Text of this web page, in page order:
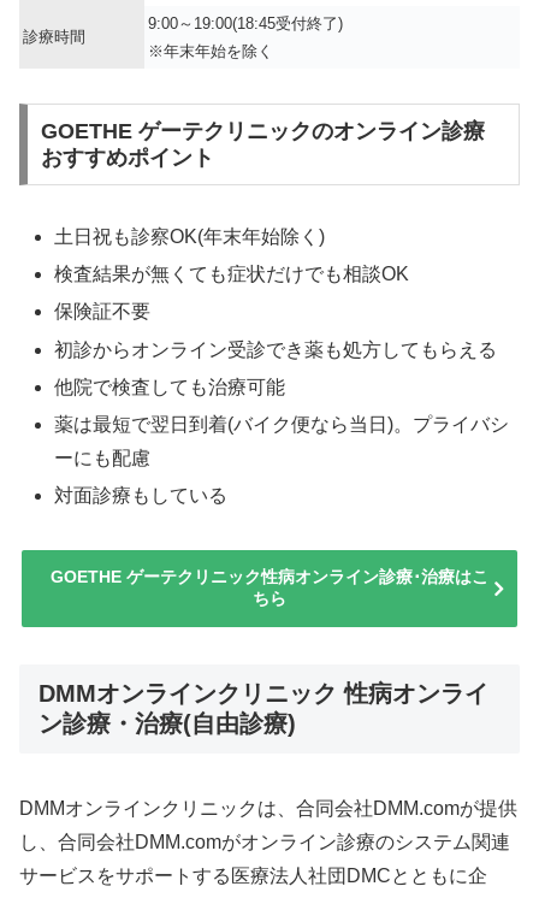
診療時間
9:00～19:00(18:45受付終了)
※年末年始を除く
GOETHE ゲーテクリニックのオンライン診療
おすすめポイント
土日祝も診察OK(年末年始除く)
検査結果が無くても症状だけでも相談OK
保険証不要
初診からオンライン受診でき薬も処方してもらえる
他院で検査しても治療可能
薬は最短で翌日到着(バイク便なら当日)。プライバシ
ーにも配慮
対面診療もしている
GOETHE ゲーテクリニック性病オンライン診療･治療はこ
ちら
DMMオンラインクリニック 性病オンライ
ン診療・治療(自由診療)
DMMオンラインクリニックは、合同会社DMM.comが提供
し、合同会社DMM.comがオンライン診療のシステム関連
サービスをサポートする医療法人社団DMCとともに企